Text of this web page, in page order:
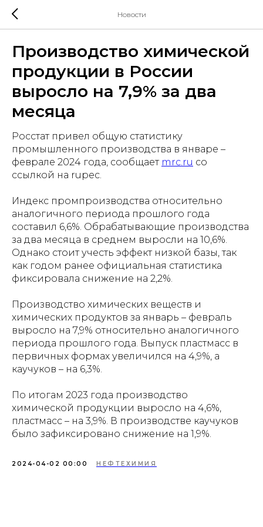
Новости
Производство химической
продукции в России
выросло на 7,9% за два
месяца
Росстат привел общую статистику
промышленного производства в январе –
феврале 2024 года, сообщает mrc.ru со
ссылкой на rupeс.
Индекс промпроизводства относительно
аналогичного периода прошлого года
составил 6,6%. Обрабатывающие производства
за два месяца в среднем выросли на 10,6%.
Однако стоит учесть эффект низкой базы, так
как годом ранее официальная статистика
фиксировала снижение на 2,2%.
Производство химических веществ и
химических продуктов за январь – февраль
выросло на 7,9% относительно аналогичного
периода прошлого года. Выпуск пластмасс в
первичных формах увеличился на 4,9%, а
каучуков – на 6,3%.
По итогам 2023 года производство
химической продукции выросло на 4,6%,
пластмасс – на 3,9%. В производстве каучуков
было зафиксировано снижение на 1,9%.
2024-04-02 00:00 НЕФТЕХИМИЯ